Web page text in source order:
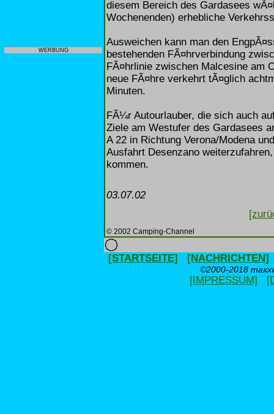
WERBUNG
diesem Bereich des Gardasees
Wochenenden) erhebliche
Ausweichen kann man den
bestehenden FÃ¤hrverbindung
FÃ¤hrlinie zwischen Malcesine am
neue FÃ¤hre verkehrt tÃ¤glich
Minuten.
FÃ¼r Autourlauber, die sich auch
Ziele am Westufer des Gardasees
A 22 in Richtung Verona/Modena
Ausfahrt Desenzano
kommen.
03.07.02
© 2002 Camping-Channel
[STARTSEITE] [NACHRICHTEN]
©2000-2018
[IMPRESSUM]